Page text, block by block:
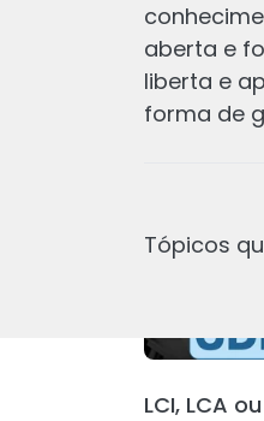
aberta e
liberta e
forma de
Tópicos
Os
LCI, LCA